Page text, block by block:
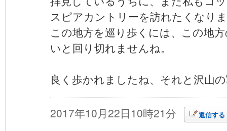
スピアカントリーを訪れたくなり
この地方を巡り歩くには、この地
いと回り切れませんね。
良く歩かれましたね、それと沢山
2017年10月22日10時21分 返信する